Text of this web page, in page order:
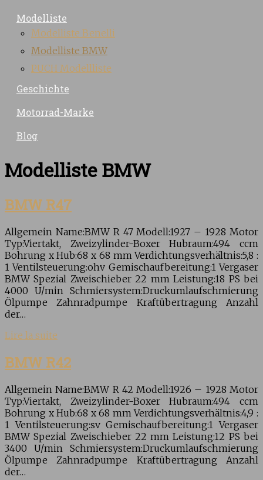
Modelliste
Modelliste Benelli
Modelliste BMW
PUCH Modellliste
Geschichte
Motorrad-Marke
Blog
Modelliste BMW
BMW R47
Allgemein Name:BMW R 47 Modell:1927 – 1928 Motor
Typ:Viertakt, Zweizylinder-Boxer Hubraum:494 ccm
Bohrung x Hub:68 x 68 mm Verdichtungsverhältnis:5,8 :
1 Ventilsteuerung:ohv Gemischaufbereitung:1 Vergaser
BMW Spezial Zweischieber 22 mm Leistung:18 PS bei
4000 U/min Schmiersystem:Druckumlaufschmierung
Ölpumpe Zahnradpumpe Kraftübertragung Anzahl
der…
Lire la suite
BMW R42
Allgemein Name:BMW R 42 Modell:1926 – 1928 Motor
Typ:Viertakt, Zweizylinder-Boxer Hubraum:494 ccm
Bohrung x Hub:68 x 68 mm Verdichtungsverhältnis:4,9 :
1 Ventilsteuerung:sv Gemischaufbereitung:1 Vergaser
BMW Spezial Zweischieber 22 mm Leistung:12 PS bei
3400 U/min Schmiersystem:Druckumlaufschmierung
Ölpumpe Zahnradpumpe Kraftübertragung Anzahl
der…